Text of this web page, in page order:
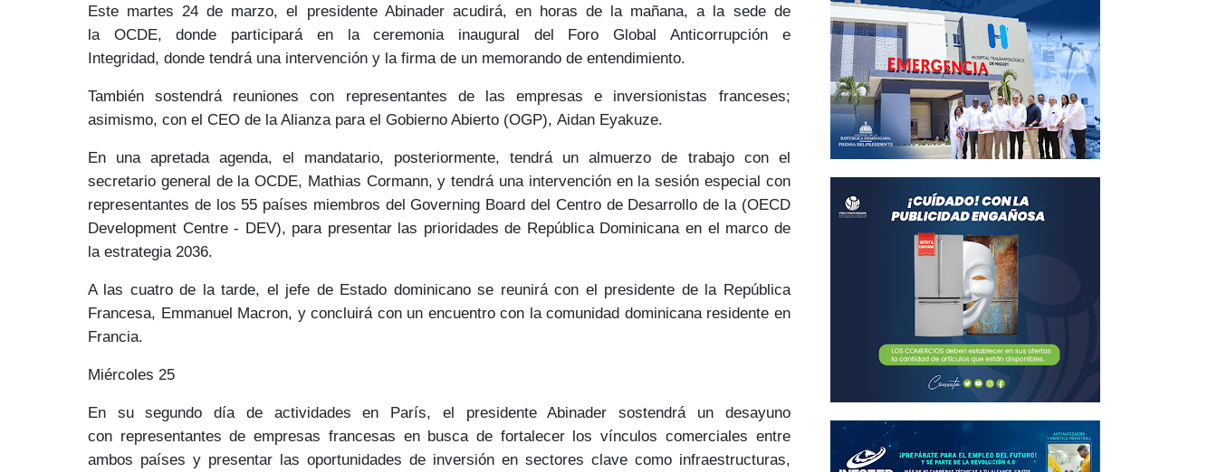
Este martes 24 de marzo, el presidente Abinader acudirá, en horas de la mañana, a la sede de
la OCDE, donde participará en la ceremonia inaugural del Foro Global Anticorrupción e
Integridad, donde tendrá una intervención y la firma de un memorando de entendimiento.
También sostendrá reuniones con representantes de las empresas e inversionistas franceses;
asimismo, con el CEO de la Alianza para el Gobierno Abierto (OGP), Aidan Eyakuze.
En una apretada agenda, el mandatario, posteriormente, tendrá un almuerzo de trabajo con el
secretario general de la OCDE, Mathias Cormann, y tendrá una intervención en la sesión especial con
representantes de los 55 países miembros delGoverning Board del Centro de Desarrollo de la (OECD
Development Centre - DEV), para presentar las prioridades de República Dominicana en el marco de
la estrategia 2036.
A las cuatro de la tarde, el jefe de Estado dominicano se reunirá con el presidente de la República
Francesa, Emmanuel Macron, y concluirá con un encuentro con lacomunidad dominicana residente en
Francia.
Miércoles 25
En su segundo día de actividades en París, el presidente Abinader sostendrá un desayuno
con representantes de empresas francesas en busca de fortalecer losvínculos comerciales entre
ambos países y presentar las oportunidades de inversiónen sectores clave como infraestructuras,